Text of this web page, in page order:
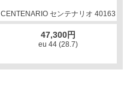
CENTENARIO センテナリオ 40163
47,300円
eu 44 (28.7)